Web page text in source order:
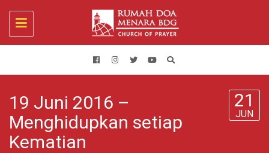
Toggle
navigation
19 Juni 2016 –
Menghidupkan setiap
Kematian
21
JUN